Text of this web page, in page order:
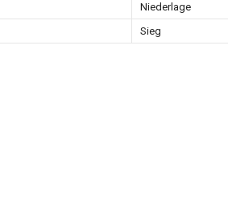
Niederlage
Sieg